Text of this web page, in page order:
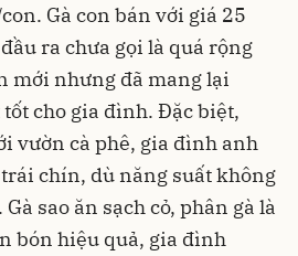
Gà con bán với giá 25
ra chưa gọi là quá rộng
mới nhưng đã mang lại
cho gia đình. Đặc biệt,
vườn cà phê, gia đình anh
chín, dù năng suất không
sao ăn sạch cỏ, phân gà là
bón hiệu quả, gia đình